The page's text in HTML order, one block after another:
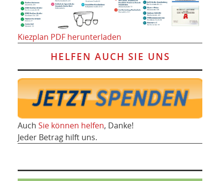
Kiezplan PDF herunterladen
HELFEN AUCH SIE UNS
Auch Sie können helfen, Danke!
Jeder Betrag hilft uns.